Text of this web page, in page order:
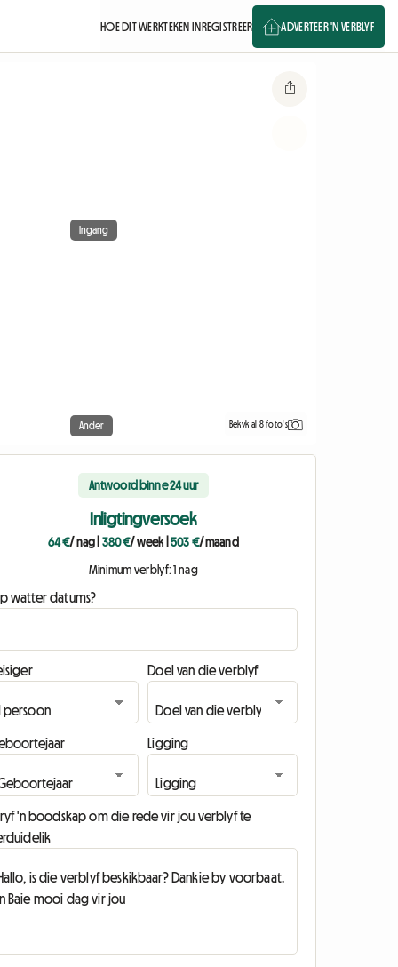
HOE DIT WERKTEKEN INREGISTREER ADVERTEER 'N VERBLYF
Ingang
Ander Bekyk al 8 foto's
Antwoord binne 24 uur
Inligtingversoek
64 €/ nag 380 €/ week| 503 €/ maand
Minimum verblyf: 1 nag
watter datums?
Doel van die verblyf
Ligging
'n boodskap om die rede vir jou verblyf te